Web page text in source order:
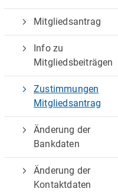
Mitgliedsantrag
Info zu
Mitgliedsbeiträgen
Zustimmungen
Mitgliedsantrag
Änderung der
Bankdaten
Änderung der
Kontaktdaten
center@tv-borken.de